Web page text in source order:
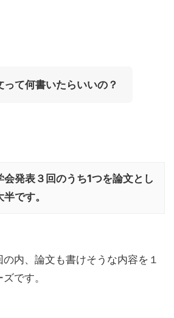
って何書いたらいいの？
発表３回のうち1つを論文とし
です。
内、論文も書けそうな内容を１
です。